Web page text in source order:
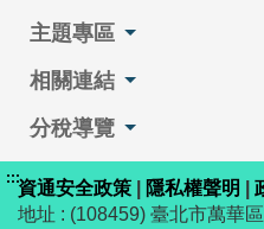
主題專區
相關連結
分稅導覽
:::資通安全政策 隱私權聲明
地址 : (108459) 臺北市萬華